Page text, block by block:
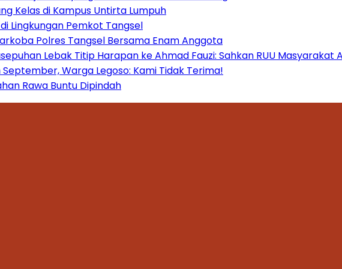
Kelas di Kampus Untirta Lumpuh
Lingkungan Pemkot Tangsel
Polres Tangsel Bersama Enam Anggota
Lebak Titip Harapan ke Ahmad Fauzi: Sahkan RUU Masyarakat
Warga Legoso: Kami Tidak Terima!
Rawa Buntu Dipindah